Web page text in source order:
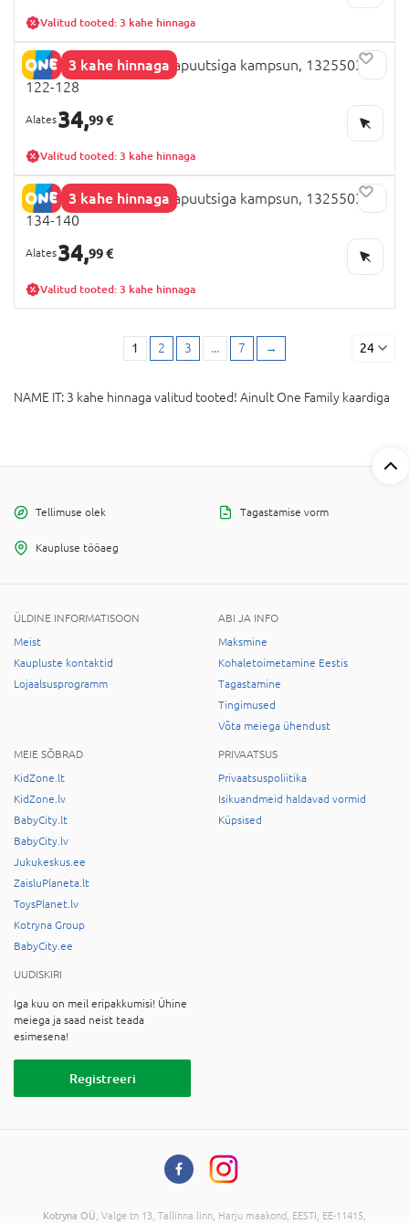
Valitud tooted: 3 kahe hinnaga
3 kahe hinnaga
NAME IT MINECRAFT kapuutsiga kampsun, 13255031
122-128
34,99 €
Valitud tooted: 3 kahe hinnaga
3 kahe hinnaga
NAME IT MINECRAFT kapuutsiga kampsun, 13255031
134-140
34,99 €
Valitud tooted: 3 kahe hinnaga
1 2 3 ... 7 → 24
NAME IT: 3 kahe hinnaga valitud tooted! Ainult One Family kaardiga
Tellimuse olek Tagastamise vorm
Kaupluse tööaeg
ÜLDINE INFORMATISOON
Meist
Kaupluste kontaktid
Lojaalsusprogramm
ABI JA INFO
Maksmine
Kohaletoimetamine Eestis
Tagastamine
Tingimused
Võta meiega ühendust
MEIE SÕBRAD
KidZone.lt
KidZone.lv
BabyCity.lt
BabyCity.lv
Jukukeskus.ee
ZaisluPlaneta.lt
ToysPlanet.lv
Kotryna Group
BabyCity.ee
PRIVAATSUS
Privaatsuspoliitika
Isikuandmeid haldavad vormid
Küpsised
UUDISKIRI
Iga kuu on meil eripakkumisi! Ühine
meiega ja saad neist teada
esimesena!
Registreeri
Kotryna OÜ , Valge tn 13, Tallinna linn, Harju maakond, EESTI, EE-11415,